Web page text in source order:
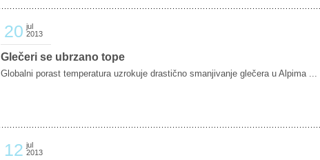
20 jul
2013
Glečeri se ubrzano tope
Globalni porast temperatura uzrokuje drastično smanjivanje glečera u Alpima ...
12 jul
2013